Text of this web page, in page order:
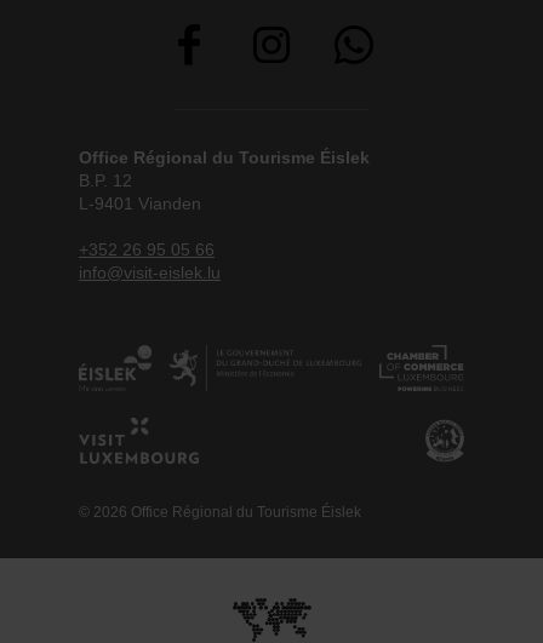
Office Régional du Tourisme Éislek
B.P. 12
L-9401 Vianden
+352 26 95 05 66
info@visit-eislek.lu
© 2026 Office Régional du Tourisme Éislek